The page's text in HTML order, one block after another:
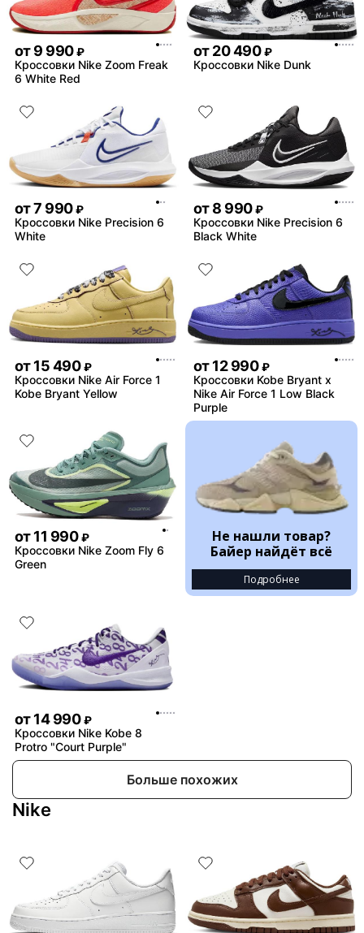
от9 990 ₽
Кроссовки Nike Zoom Freak
6 White Red
от20 490 ₽
Кроссовки Nike Dunk
от7 990 ₽
Кроссовки Nike Precision 6
White
от8 990 ₽
Кроссовки Nike Precision 6
Black White
от15 490 ₽
Кроссовки Nike Air Force 1
Kobe Bryant Yellow
от12 990 ₽
Кроссовки Kobe Bryant x
Nike Air Force 1 Low Black
Purple
от11 990 ₽
Кроссовки Nike Zoom Fly 6
Green
Не нашли товар?
Байер найдёт всё
Подробнее
от14 990 ₽
Кроссовки Nike Kobe 8
Protro "Court Purple"
Больше похожих
Nike